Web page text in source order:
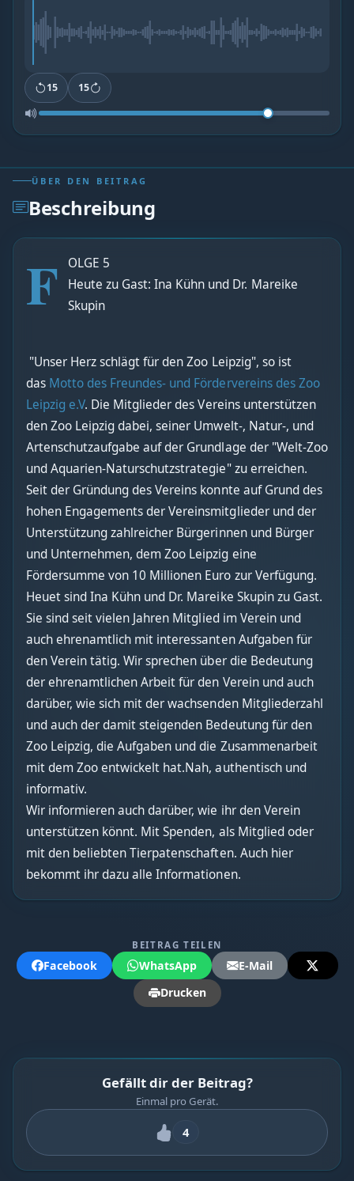
15 15
ÜBER DEN BEITRAG
Beschreibung
F
OLGE 5
Heute zu Gast: Ina Kühn und Dr. Mareike
Skupin
"Unser Herz schlägt für den Zoo Leipzig", so ist
das Motto des Freundes- und Fördervereins des Zoo
Leipzig e.V. Die Mitglieder des Vereins unterstützen
den Zoo Leipzig dabei, seiner Umwelt-, Natur-, und
Artenschutzaufgabe auf der Grundlage der "Welt-Zoo
und Aquarien-Naturschutzstrategie" zu erreichen.
Seit der Gründung des Vereins konnte auf Grund des
hohen Engagements der Vereinsmitglieder und der
Unterstützung zahlreicher Bürgerinnen und Bürger
und Unternehmen, dem Zoo Leipzig eine
Fördersumme von 10 Millionen Euro zur Verfügung.
Heuet sind Ina Kühn und Dr. Mareike Skupin zu Gast.
Sie sind seit vielen Jahren Mitglied im Verein und
auch ehrenamtlich mit interessanten Aufgaben für
den Verein tätig. Wir sprechen über die Bedeutung
der ehrenamtlichen Arbeit für den Verein und auch
darüber, wie sich mit der wachsenden Mitgliederzahl
und auch der damit steigenden Bedeutung für den
Zoo Leipzig, die Aufgaben und die Zusammenarbeit
mit dem Zoo entwickelt hat.Nah, authentisch und
informativ.
Wir informieren auch darüber, wie ihr den Verein
unterstützen könnt. Mit Spenden, als Mitglied oder
mit den beliebten Tierpatenschaften. Auch hier
bekommt ihr dazu alle Informationen.
BEITRAG TEILEN
Facebook WhatsApp
E-Mail
Drucken
Gefällt dir der Beitrag?
Einmal pro Gerät.
4